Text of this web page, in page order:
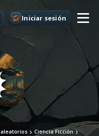
Iniciar sesión
Ciencia Ficción